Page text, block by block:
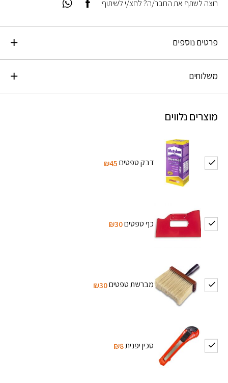
פרטים נוספים
משלוחים
מוצרים נלווים
דבק טפטים₪45
כף טפטים₪30
מברשת טפטים₪30
סכין יפנית₪8
רוצה לשתף את החבר/ה? לחצ/י לשיתוף: